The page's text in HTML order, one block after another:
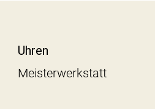
Uhren
Meisterwerkstatt